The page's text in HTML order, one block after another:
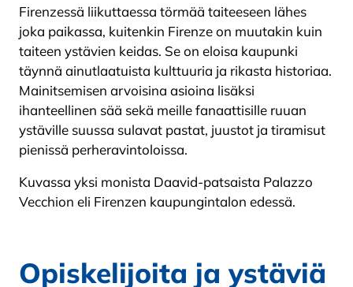
Firenzessä liikuttaessa törmää taiteeseen lähes
joka paikassa, kuitenkin Firenze on muutakin kuin
taiteen ystävien keidas. Se on eloisa kaupunki
täynnä ainutlaatuista kulttuuria ja rikasta historiaa.
Mainitsemisen arvoisina asioina lisäksi
ihanteellinen sää sekä meille fanaattisille ruuan
ystäville suussa sulavat pastat, juustot ja tiramisut
pienissä perheravintoloissa.
Kuvassa yksi monista Daavid-patsaista Palazzo
Vecchion eli Firenzen kaupungintalon edessä.
Opiskelijoita ja ystäviä